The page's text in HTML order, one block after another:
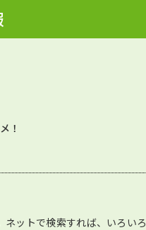
！
ットで検索すれば、いろいろ